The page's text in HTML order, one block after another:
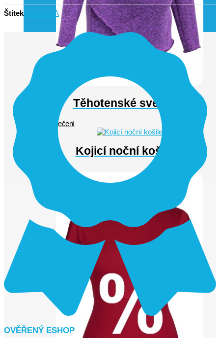
Těhotenské svetry
Kojicí oblečení
Kojicí noční košile
Štítek NOVINKA
OVĚŘENÝ ESHOP